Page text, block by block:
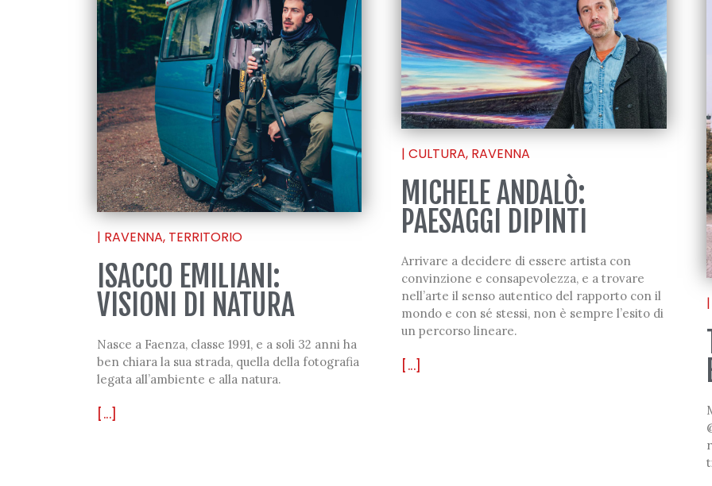
| RAVENNA, TERRITORIO
ISACCO EMILIANI:
VISIONI DI NATURA
Nasce a Faenza, classe 1991, e a soli 32 anni ha
ben chiara la sua strada, quella della fotografia
legata all’ambiente e alla natura.
[...]
| CULTURA, RAVENNA
MICHELE ANDALÒ:
PAESAGGI DIPINTI
Arrivare a decidere di essere artista con
convinzione e consapevolezza, e a trovare
nell’arte il senso autentico del rapporto con il
mondo e con sé stessi, non è sempre l’esito di
un percorso lineare.
[...]
|